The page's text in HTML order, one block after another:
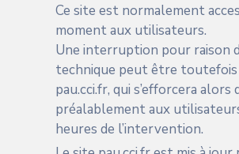
Ce site est normalement
moment aux utilisateurs.
Une interruption pour raison
technique peut être toutefois
pau.cci.fr, qui s’efforcera alors
préalablement aux
heures de l’intervention.